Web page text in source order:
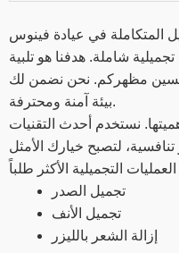
المتكاملة في عيادة فينوس
شاملة. هدفنا هو تلبية
مظهركم. نحن نضمن لك
بيئة آمنة ومحترفة.
نستخدم أحدث التقنيات
العمليات التجميلية الأكثر طلباً
تجميل الصدر
تجميل الأنف
إزالة الشعر بالليزر